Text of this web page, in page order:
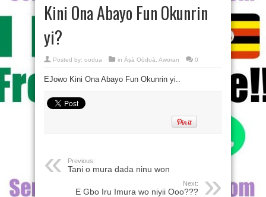
Kini Ona Abayo Fun Okunrin
yi?
Posted by: oodua in Àṣà Oòduà Aworan 0
EJowo Kini Ona Abayo Fun Okunrin yi..
Previous:
Tani o mura dada ninu won
Next:
E Gbo Iru Imura wo niyii Ooo???